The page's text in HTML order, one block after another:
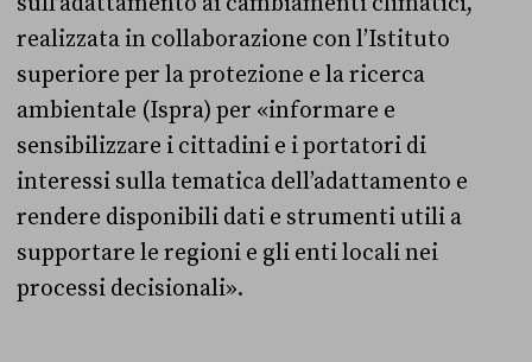
realizzata in collaborazione con l’Istituto
superiore per la protezione e la ricerca
ambientale (Ispra) per «informare e
sensibilizzare i cittadini e i portatori di
interessi sulla tematica dell’adattamento e
rendere disponibili dati e strumenti utili a
supportare le regioni e gli enti locali nei
processi decisionali».